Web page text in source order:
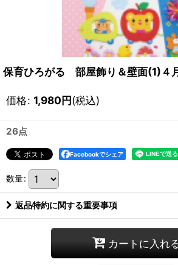
保育ひろがる 部屋飾り＆壁面(1)４
価格: 1,980円(税込)
26点
Facebookでシェア
数量:
返品特約に関する重要事項
カートに入れ